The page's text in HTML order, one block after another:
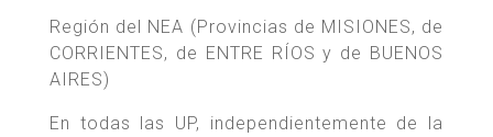
Región del NEA (Provincias de MISIONES, de
CORRIENTES, de ENTRE RÍOS y de BUENOS
AIRES)
En todas las UP, independientemente de la